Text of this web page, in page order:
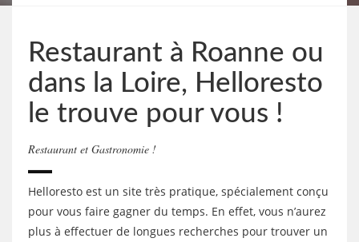
Restaurant à Roanne ou
dans la Loire, Helloresto
le trouve pour vous !
Restaurant et Gastronomie !
Helloresto est un site très pratique, spécialement conçu
pour vous faire gagner du temps. En effet, vous n’aurez
plus à effectuer de longues recherches pour trouver un